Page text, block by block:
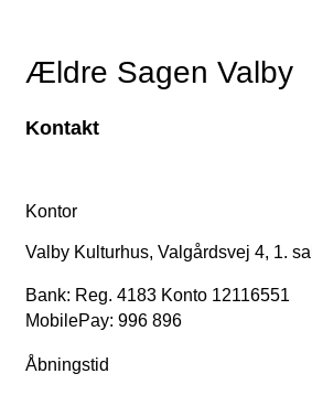
Ældre Sagen Valby
Kontakt
Kontor
Valby Kulturhus, Valgårdsvej 4, 1. sal
Bank: Reg. 4183 Konto 12116551
MobilePay: 996 896
Åbningstid